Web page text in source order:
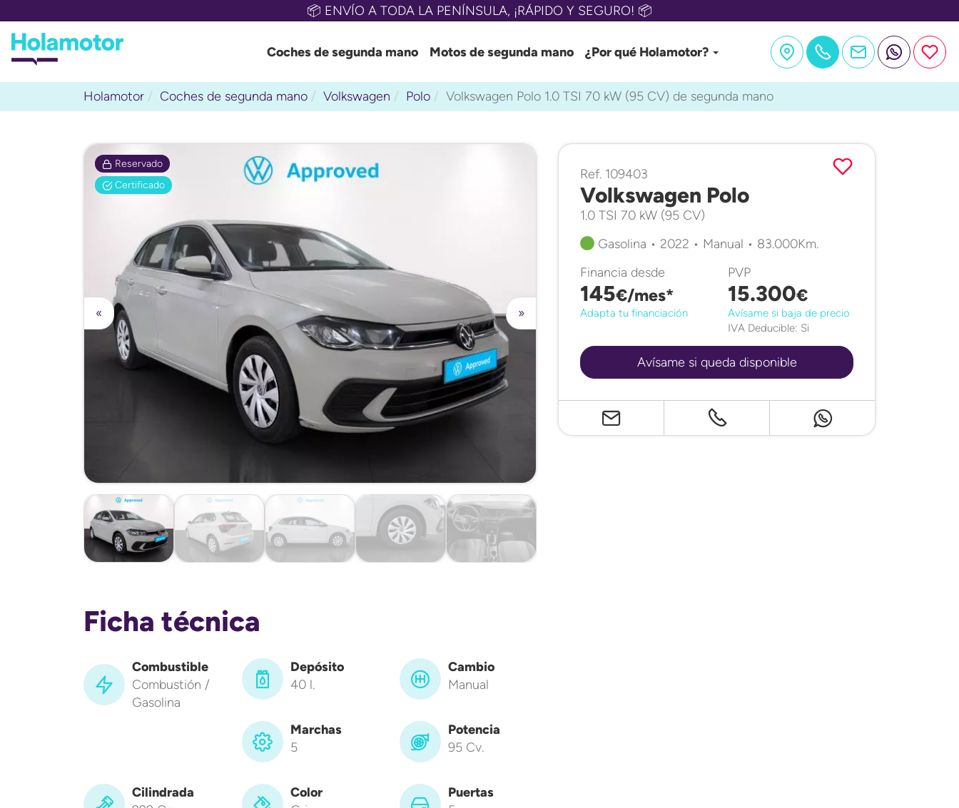
📦 ENVÍO A TODA LA PENÍNSULA, ¡RÁPIDO Y SEGURO! 📦
Coches de segunda mano Motos de segunda mano ¿Por qué Holamotor?
Holamotor Coches de segunda mano Volkswagen Polo Volkswagen Polo 1.0 TSI 70 kW (95 CV) de segunda mano
Reservado
Certificado
»
«
Ref. 109403
Volkswagen Polo
1.0 TSI 70 kW (95 CV)
Gasolina • 2022 • Manual • 83.000Km.
Financia desde
145€/mes*
Adapta tu financiación
PVP
15.300€
Avísame si baja de precio
IVA Deducible: Si
Avísame si queda disponible
Ficha técnica
Combustible
Combustión /
Gasolina
Depósito
40 l.
Cambio
Manual
Marchas
5
Potencia
95 Cv.
Cilindrada
Color
Puertas